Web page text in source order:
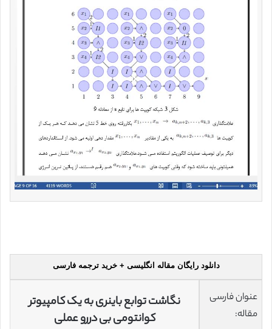
دانلود رایگان مقاله انگلیسی + خرید ترجمه فارسی
عنوان فارسی
مقاله:
نگاشت توابع باینری به یک کامپیوتر
کوانتومی بی دررو عملی